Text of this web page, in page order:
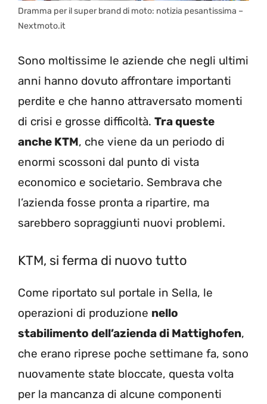
Dramma per il super brand di moto: notizia pesantissima –
Nextmoto.it
Sono moltissime le aziende che negli ultimi
anni hanno dovuto affrontare importanti
perdite e che hanno attraversato momenti
di crisi e grosse difficoltà. Tra queste
anche KTM, che viene da un periodo di
enormi scossoni dal punto di vista
economico e societario. Sembrava che
l’azienda fosse pronta a ripartire, ma
sarebbero sopraggiunti nuovi problemi.
KTM, si ferma di nuovo tutto
Come riportato sul portale in Sella, le
operazioni di produzione nello
stabilimento dell’azienda di Mattighofen,
che erano riprese poche settimane fa, sono
nuovamente state bloccate, questa volta
per la mancanza di alcune componenti